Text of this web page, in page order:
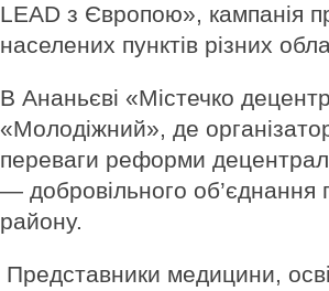
LEAD з Європою», кампанія
населених пунктів різних
В Ананьєві «Містечко
«Молодіжний», де
переваги реформи
— добровільного об’єднання
району.
Представники медицини,